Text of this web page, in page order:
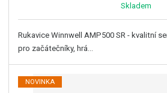
Skladem
Rukavice Winnwell AMP500 SR - kvalitní
pro začátečníky, hrá...
NOVINKA